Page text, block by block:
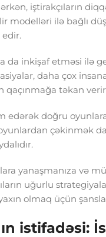
iştirakçıların
modelləri ilə bağlı
da inkişaf etməsi ilə
daha çox
qaçınmağa təkan
edərək doğru
çəkinmək
yanaşmanıza və
uğurlu
olmaq üçün
istifadəsi: